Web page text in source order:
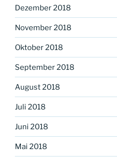
Dezember 2018
November 2018
Oktober 2018
September 2018
August 2018
Juli 2018
Juni 2018
Mai 2018